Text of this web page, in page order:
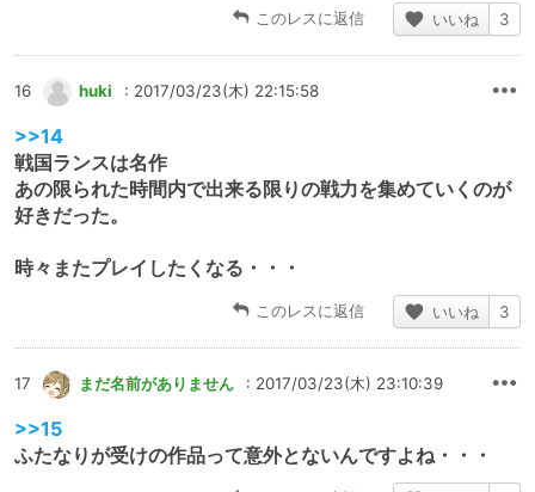
このレスに返信 いいね 3
16 huki : 2017/03/23(木) 22:15:58
>>14
戦国ランスは名作
あの限られた時間内で出来る限りの戦力を集めていくのが
好きだった。
時々またプレイしたくなる・・・
このレスに返信 いいね 3
17 まだ名前がありません : 2017/03/23(木) 23:10:39
>>15
ふたなりが受けの作品って意外とないんですよね・・・